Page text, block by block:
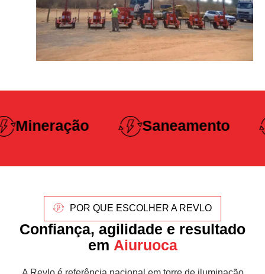
Saneamento
Construção
Pesada
POR QUE ESCOLHER A REVLO
Confiança, agilidade e resultado
em Aiuruoca